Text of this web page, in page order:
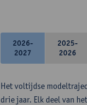
2026-
2027
2025-
2026
Het voltijdse
drie jaar. Elk deel van